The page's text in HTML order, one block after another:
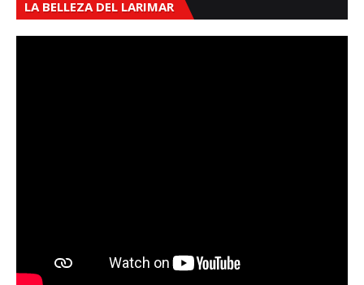
LA BELLEZA DEL LARIMAR